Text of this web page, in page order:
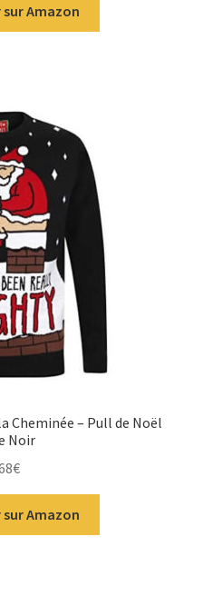
Amazon
Cheminée – Pull de Noël
Noir
€
Amazon